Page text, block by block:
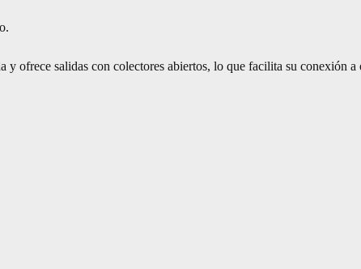
y ofrece salidas con colectores abiertos, lo que facilita su conexión